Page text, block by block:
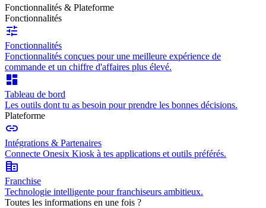
Fonctionnalités & Plateforme
Fonctionnalités
tune
Fonctionnalités
Fonctionnalités conçues pour une meilleure expérience de
commande et un chiffre d'affaires plus élevé.
dashboard
Tableau de bord
Les outils dont tu as besoin pour prendre les bonnes décisions.
Plateforme
link
Intégrations & Partenaires
Connecte Onesix Kiosk à tes applications et outils préférés.
corporate_fare
Franchise
Technologie intelligente pour franchiseurs ambitieux.
Toutes les informations en une fois ?